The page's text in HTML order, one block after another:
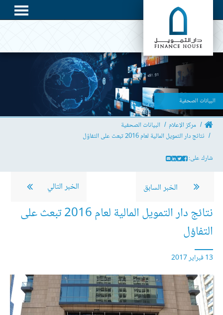
البيانات الصحفية
مركز الإعلام
البيانات الصحفية
نتائج دار التمويل المالية لعام 2016 تبعث على التفاؤل
شارك على:
الخبر السابق الخبر التالي
نتائج دار التمويل المالية لعام 2016 تبعث على
التفاؤل
13 فبراير 2017